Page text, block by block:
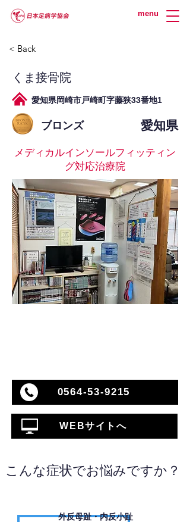
menu
< Back
くま接骨院
愛知県岡崎市戸崎町字藤狭33番地1
ブロンズ 愛知県
メディカルインソールフィッティン
グ対応治療院
0564-53-9215
WEBサイトへ
こんな症状でお悩みですか？
外反母趾・内反小趾